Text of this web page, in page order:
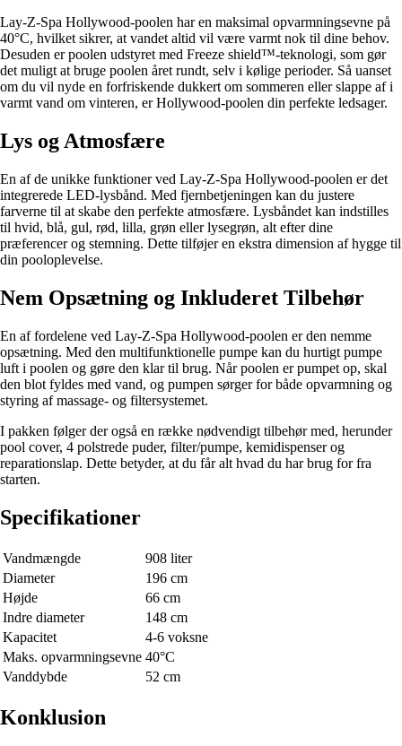
Lay-Z-Spa Hollywood-poolen har en maksimal opvarmningsevne på
40°C, hvilket sikrer, at vandet altid vil være varmt nok til dine behov.
Desuden er poolen udstyret med Freeze shield™-teknologi, som gør
det muligt at bruge poolen året rundt, selv i kølige perioder. Så uanset
om du vil nyde en forfriskende dukkert om sommeren eller slappe af i
varmt vand om vinteren, er Hollywood-poolen din perfekte ledsager.
Lys og Atmosfære
En af de unikke funktioner ved Lay-Z-Spa Hollywood-poolen er det
integrerede LED-lysbånd. Med fjernbetjeningen kan du justere
farverne til at skabe den perfekte atmosfære. Lysbåndet kan indstilles
til hvid, blå, gul, rød, lilla, grøn eller lysegrøn, alt efter dine
præferencer og stemning. Dette tilføjer en ekstra dimension af hygge til
din pooloplevelse.
Nem Opsætning og Inkluderet Tilbehør
En af fordelene ved Lay-Z-Spa Hollywood-poolen er den nemme
opsætning. Med den multifunktionelle pumpe kan du hurtigt pumpe
luft i poolen og gøre den klar til brug. Når poolen er pumpet op, skal
den blot fyldes med vand, og pumpen sørger for både opvarmning og
styring af massage- og filtersystemet.
I pakken følger der også en række nødvendigt tilbehør med, herunder
pool cover, 4 polstrede puder, filter/pumpe, kemidispenser og
reparationslap. Dette betyder, at du får alt hvad du har brug for fra
starten.
Specifikationer
Vandmængde
908 liter
Diameter
196 cm
Højde
66 cm
Indre diameter
148 cm
Kapacitet
4-6 voksne
Maks. opvarmningsevne 40°C
Vanddybde
52 cm
Konklusion